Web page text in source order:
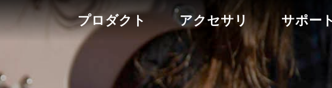
プロダクト アクセサリ サポー